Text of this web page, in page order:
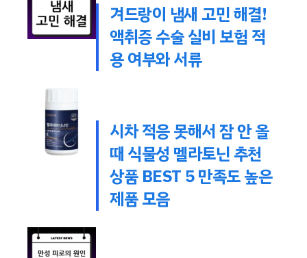
겨드랑이 냄새 고민 해결!
액취증 수술 실비 보험 적
용 여부와 서류
시차 적응 못해서 잠 안 올
때 식물성 멜라토닌 추천
상품 BEST 5 만족도 높은
제품 모음